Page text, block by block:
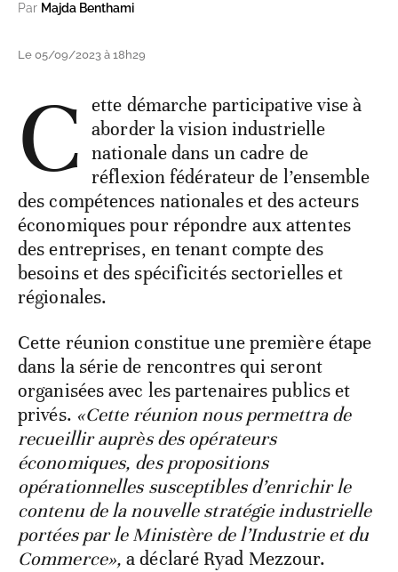
Par Majda Benthami
Le 05/09/2023 à 18h29
C ette démarche participative vise à
aborder la vision industrielle
nationale dans un cadre de
réflexion fédérateur de l’ensemble
des compétences nationales et des acteurs
économiques pour répondre aux attentes
des entreprises, en tenant compte des
besoins et des spécificités sectorielles et
régionales.
Cette réunion constitue une première étape
dans la série de rencontres qui seront
organisées avec les partenaires publics et
privés. «Cette réunion nous permettra de
recueillir auprès des opérateurs
économiques, des propositions
opérationnelles susceptibles d’enrichir le
contenu de la nouvelle stratégie industrielle
portées par le Ministère de l’Industrie et du
Commerce»,a déclaré Ryad Mezzour.